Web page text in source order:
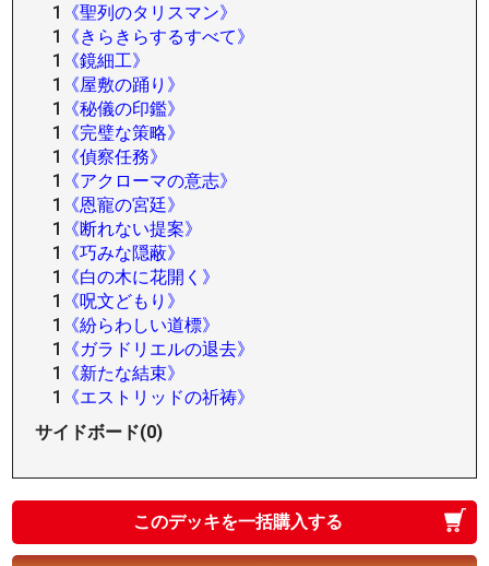
1
《聖列のタリスマン》
1
《きらきらするすべて》
1
《鏡細工》
1
《屋敷の踊り》
1
《秘儀の印鑑》
1
《完璧な策略》
1
《偵察任務》
1
《アクローマの意志》
1
《恩寵の宮廷》
1
《断れない提案》
1
《巧みな隠蔽》
1
《白の木に花開く》
1
《呪文どもり》
1
《紛らわしい道標》
1
《ガラドリエルの退去》
1
《新たな結束》
1
《エストリッドの祈祷》
サイドボード(0)
このデッキを一括購入する